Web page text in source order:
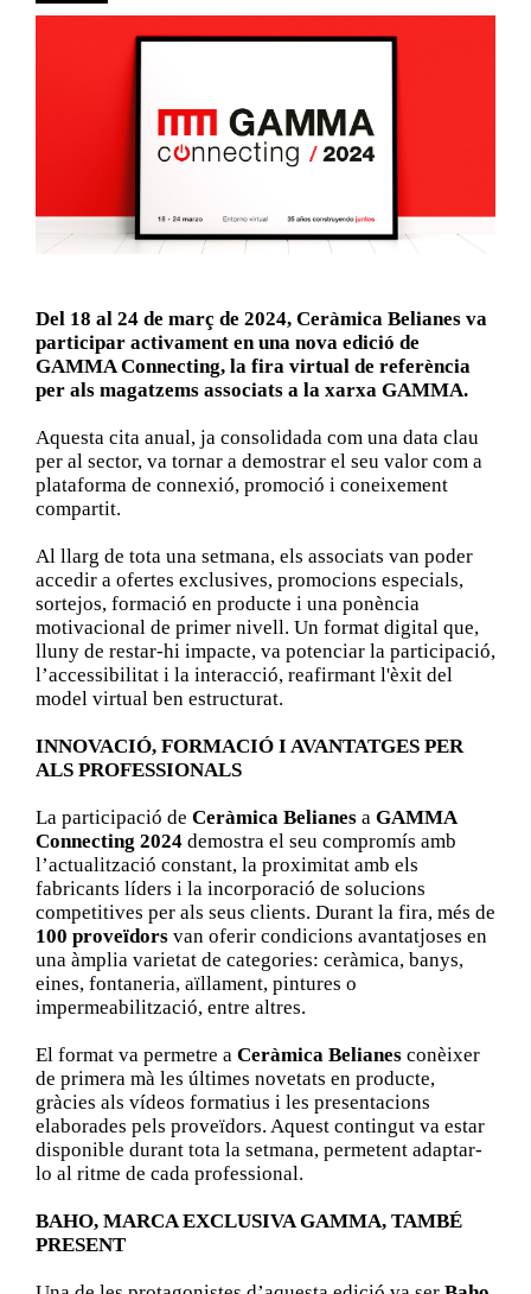
Del 18 al 24 de març de 2024, Ceràmica Belianes va
participar activament en una nova edició de
GAMMA Connecting, la fira virtual de referència
per als magatzems associats a la xarxa GAMMA.
Aquesta cita anual, ja consolidada com una data clau
per al sector, va tornar a demostrar el seu valor com a
plataforma de connexió, promoció i coneixement
compartit.
Al llarg de tota una setmana, els associats van poder
accedir a ofertes exclusives, promocions especials,
sortejos, formació en producte i una ponència
motivacional de primer nivell. Un format digital que,
lluny de restar-hi impacte, va potenciar la participació,
l’accessibilitat i la interacció, reafirmant l'èxit del
model virtual ben estructurat.
INNOVACIÓ, FORMACIÓ I AVANTATGES PER
ALS PROFESSIONALS
La participació de Ceràmica Belianesa GAMMA
Connecting 2024 demostra el seu compromís amb
l’actualització constant, la proximitat amb els
fabricants líders i la incorporació de solucions
competitives per als seus clients. Durant la fira, més de
100 proveïdors van oferir condicions avantatjoses en
una àmplia varietat de categories: ceràmica, banys,
eines, fontaneria, aïllament, pintures o
impermeabilització, entre altres.
El format va permetre a Ceràmica Belianes conèixer
de primera mà les últimes novetats en producte,
gràcies als vídeos formatius i les presentacions
elaborades pels proveïdors. Aquest contingut va estar
disponible durant tota la setmana, permetent adaptar-
lo al ritme de cada professional.
BAHO, MARCA EXCLUSIVA GAMMA, TAMBÉ
PRESENT